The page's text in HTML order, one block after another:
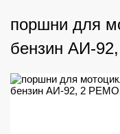
поршни для
бензин АИ-